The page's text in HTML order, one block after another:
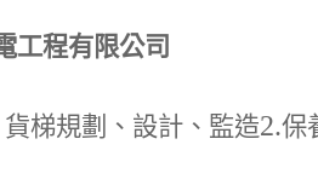
工程有限公司
梯規劃、設計、監造2.保